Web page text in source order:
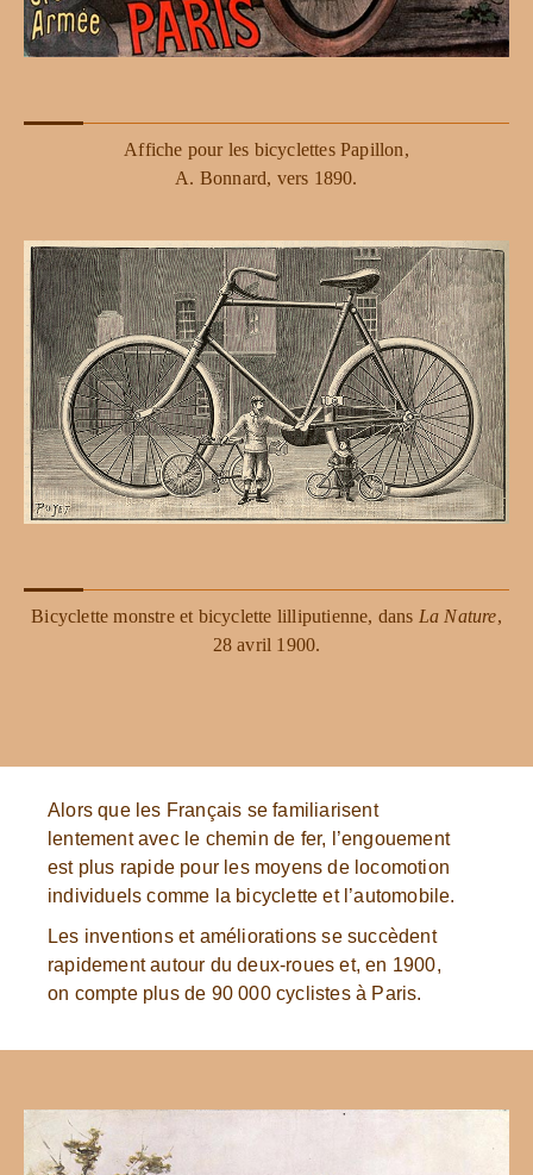
Affiche pour les bicyclettes Papillon,
A. Bonnard, vers 1890.
Bicyclette monstre et bicyclette lilliputienne, dans La Nature,
28 avril 1900.
Alors que les Français se familiarisent
lentement avec le chemin de fer, l’engouement
est plus rapide pour les moyens de locomotion
individuels comme la bicyclette et l’automobile.
Les inventions et améliorations se succèdent
rapidement autour du deux-roues et, en 1900,
on compte plus de 90 000 cyclistes à Paris.